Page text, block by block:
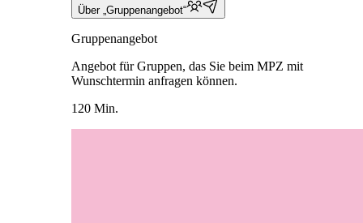
Über „Gruppenangebot“
Gruppenangebot
Angebot für Gruppen, das Sie beim MPZ mit
Wunschtermin anfragen können.
120 Min.